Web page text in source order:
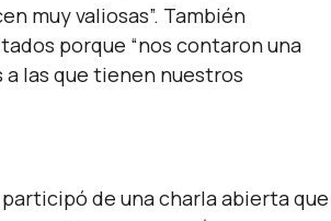
muy valiosas”. También
porque “nos contaron una
las que tienen nuestros
de una charla abierta que